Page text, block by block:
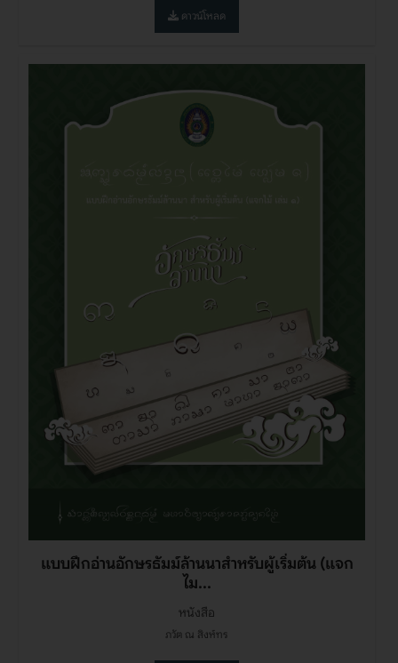
ดาวน์โหลด
แบบฝึกอ่านอักษรธัมม์ล้านนาสำหรับผู้เริ่มต้น (แจก
ไม...
หนังสือ
ภวัต ณ สิงห์ทร